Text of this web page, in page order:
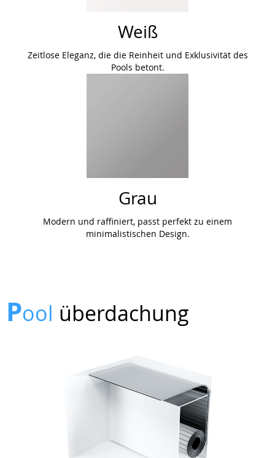
Weiß
Zeitlose Eleganz, die die Reinheit und Exklusivität des
Pools betont.
Grau
Modern und raffiniert, passt perfekt zu einem
minimalistischen Design.
Pool überdachung